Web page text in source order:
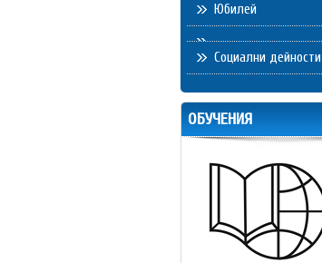
Юбилей
Социални дейности
ОБУЧЕНИЯ